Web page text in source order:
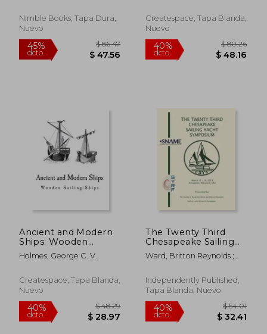
40%
dcto. $ 53.87
45%
dcto.
Nimble Books, Tapa Dura,
Nuevo
Createspace, Tapa Blanda,
Nuevo
Ancient and Modern
Ships: Wooden
Sailing-Ships (en
Inglés)
Holmes, George C. V.
Createspace, Tapa Blanda,
Nuevo
The Twenty Third
Chesapeake Sailing
Yacht Symposium (en
Inglés)
Ward, Britton Reynolds ;
Independently Published,
Tapa Blanda, Nuevo